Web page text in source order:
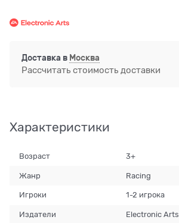
Доставка в Москва
Рассчитать стоимость доставки
Характеристики
Возраст 3+
Жанр Racing
Игроки 1-2 игрока
Издатели Electronic Arts